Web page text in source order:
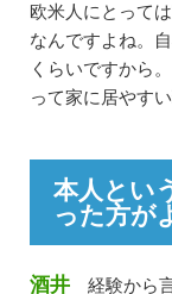
欧米人にとって
なんですよね。
くらいですから
って家に居やす
本人とい
った方が
酒井 経験から